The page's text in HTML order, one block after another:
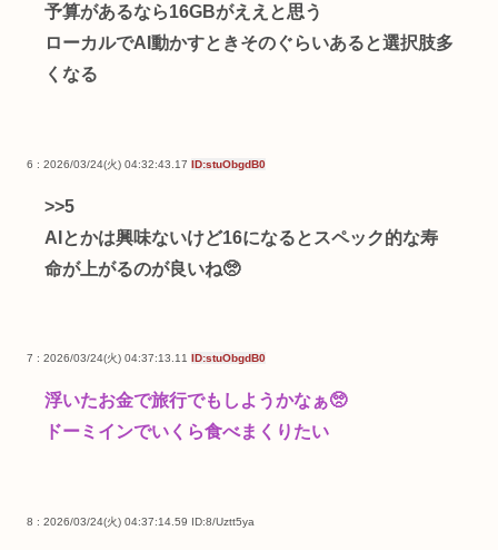
予算があるなら16GBがええと思う
ローカルでAI動かすときそのぐらいあると選択肢多
くなる
6 : 2026/03/24(火) 04:32:43.17 ID:stuObgdB0
>>5
AIとかは興味ないけど16になるとスペック的な寿
命が上がるのが良いね🥺
7 : 2026/03/24(火) 04:37:13.11 ID:stuObgdB0
浮いたお金で旅行でもしようかなぁ🥺
ドーミインでいくら食べまくりたい
8 : 2026/03/24(火) 04:37:14.59 ID:8/Uztt5ya